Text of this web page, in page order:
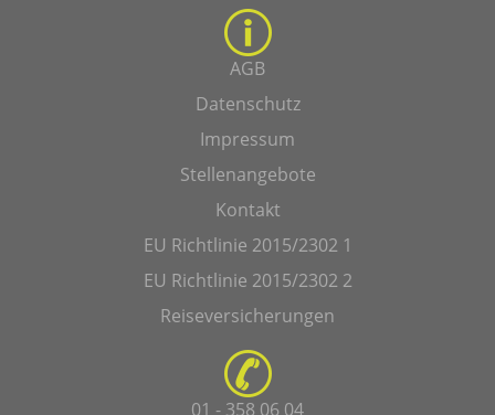
AGB
Datenschutz
Impressum
Stellenangebote
Kontakt
EU Richtlinie 2015/2302 1
EU Richtlinie 2015/2302 2
Reiseversicherungen
01 - 358 06 04